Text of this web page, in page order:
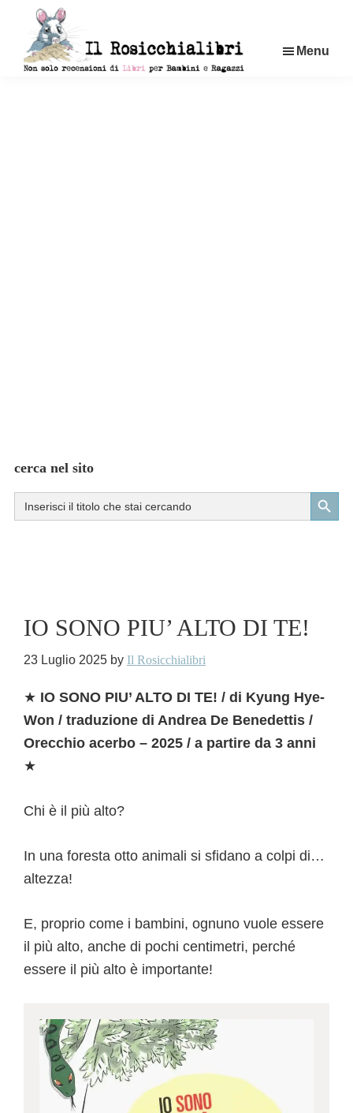
contenuto
Menu
cerca nel sito
Search
for:
Search Button
IO SONO PIU’ ALTO DI TE!
23 Luglio 2025 by Il Rosicchialibri
★ IO SONO PIU’ ALTO DI TE! / di Kyung Hye-
Won / traduzione di Andrea De Benedettis /
Orecchio acerbo – 2025 / a partire da 3 anni
★
Chi è il più alto?
In una foresta otto animali si sfidano a colpi di…
altezza!
E, proprio come i bambini, ognuno vuole essere
il più alto, anche di pochi centimetri, perché
essere il più alto è importante!